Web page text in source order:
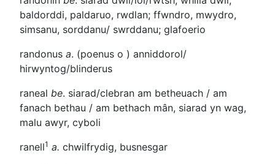
baldorddi, paldaruo, rwdlan; ffwndro, mwydro,
simsanu, sorddanu/ swrddanu; glafoerio
randonus a. (poenus o ) anniddorol/
hirwyntog/blinderus
raneal be. siarad/clebran am betheuach / am
fanach bethau / am bethach mân, siarad yn wag,
malu awyr, cyboli
ranell1 a. chwilfrydig, busnesgar